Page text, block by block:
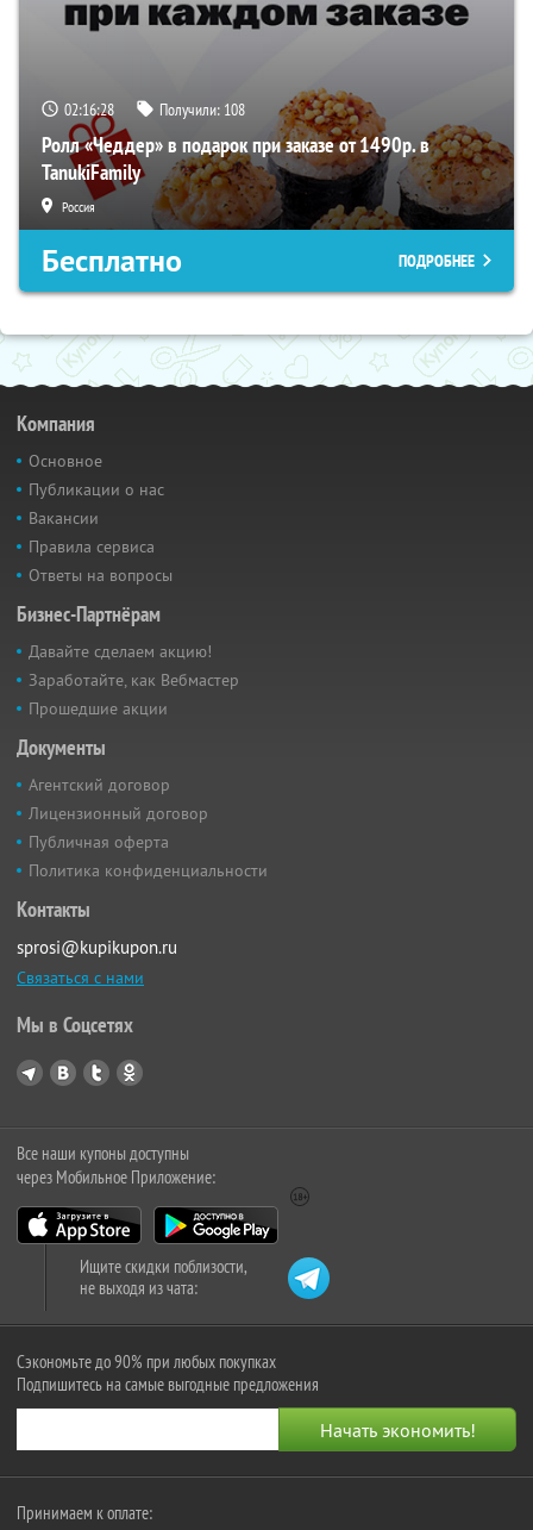
02:16:27 Получили: 108
Ролл «Чеддер» в подарок при заказе от 1490р. в
TanukiFamily
Россия
Бесплатно ПОДРОБНЕЕ
Компания
Основное
Публикации о нас
Вакансии
Правила сервиса
Ответы на вопросы
Бизнес-Партнёрам
Давайте сделаем акцию!
Заработайте, как Вебмастер
Прошедшие акции
Документы
Агентский договор
Лицензионный договор
Публичная оферта
Политика конфиденциальности
Контакты
sprosi@kupikupon.ru
Связаться с нами
Мы в Соцсетях
Все наши купоны доступны
через Мобильное Приложение:
Ищите скидки поблизости,
не выходя из чата:
Сэкономьте до 90% при любых покупках
Подпишитесь на самые выгодные предложения
Принимаем к оплате: